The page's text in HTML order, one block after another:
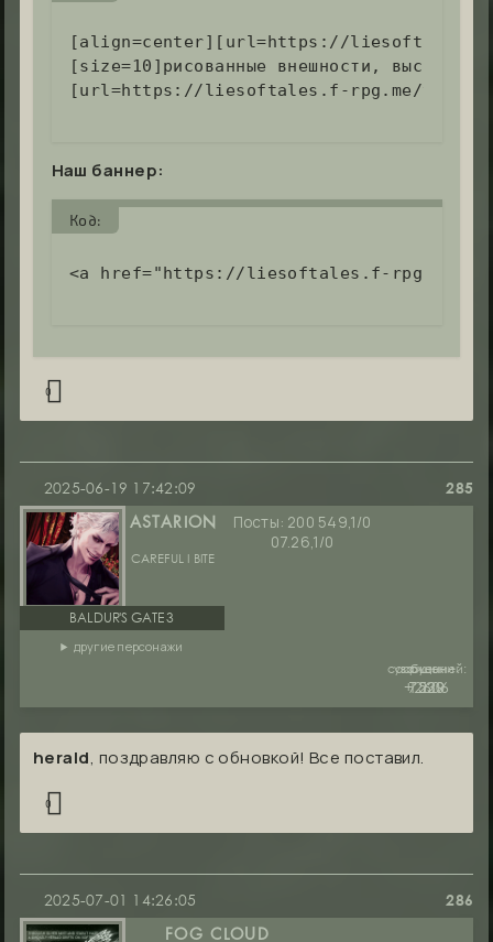
[align=center][url=https://liesoftales.f-
[size=10]рисованные внешности,
[url=https://liesoftales.f-rpg.me/
Наш баннер:
Код:
<a href="https://liesoftales.f-rpg.me/
0
285
2025-06-19 17:42:09
ASTARION
CAREFUL I BITE
BALDUR'S GATE 3
руны:
7530
сообщений:
1229
уважение:
+2606
другие персонажи
Посты: 200 549,1/0
07.26,1/0
herald, поздравляю с обновкой! Все поставил.
0
286
2025-07-01 14:26:05
FOG CLOUD